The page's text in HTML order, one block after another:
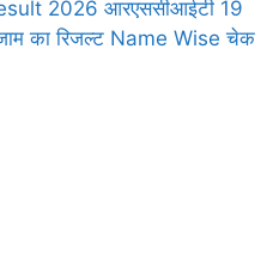
2026 आरएससीआईटी 19
का रिजल्ट Name Wise चेक